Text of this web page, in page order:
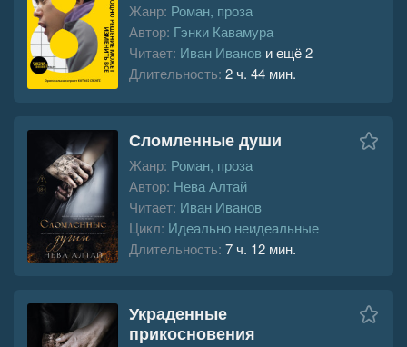
Жанр: Роман, проза
Автор: Гэнки Кавамура
Читает: Иван Иванов и ещё 2
Длительность: 2 ч. 44 мин.
Сломленные души
Жанр: Роман, проза
Автор: Нева Алтай
Читает: Иван Иванов
Цикл: Идеально неидеальные
Длительность: 7 ч. 12 мин.
Украденные
прикосновения